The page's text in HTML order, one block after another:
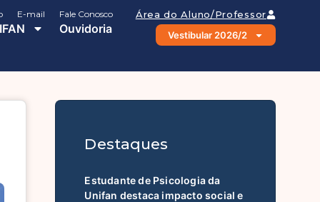
E-mail Fale Conosco
Ouvidoria
Área do Aluno/Professor
Vestibular 2026/2
Destaques
Estudante de Psicologia da
Unifan destaca impacto social e